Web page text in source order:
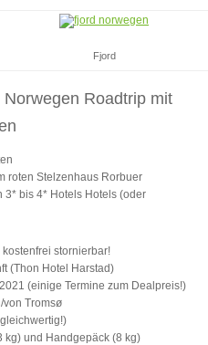
Fjord
Roadtrip mit
roten Stelzenhaus Rorbuer
3* bis 4* Hotels Hotels (oder
stornierbar!
(Thon Hotel Harstad)
(einige Termine zum Dealpreis!)
Tromsø
kg) und Handgepäck (8 kg)